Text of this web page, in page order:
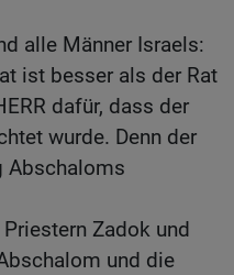
alle Männer Israels:
ist besser als der Rat
dafür, dass der
wurde. Denn der
Abschaloms
Zadok und
und die